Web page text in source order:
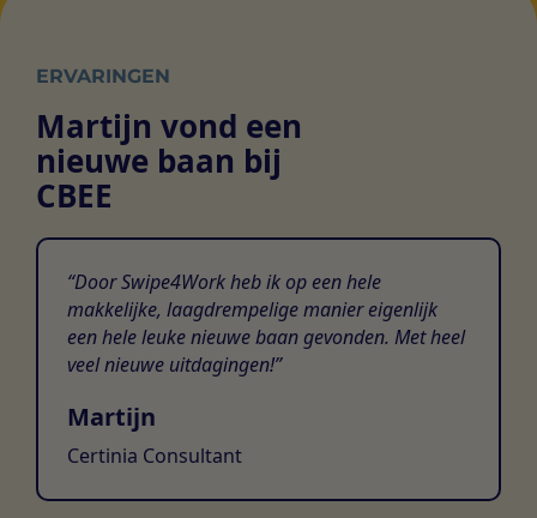
ERVARINGEN
Martijn vond een
nieuwe baan bij
CBEE
Door Swipe4Work heb ik op een hele
makkelijke, laagdrempelige manier eigenlijk
een hele leuke nieuwe baan gevonden. Met heel
veel nieuwe uitdagingen!
Martijn
Certinia Consultant